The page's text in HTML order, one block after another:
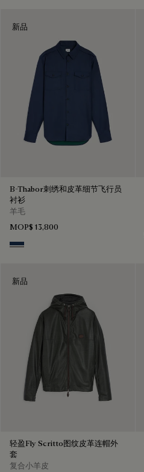
新品
B-Thabor刺绣和皮革细节飞行员
衬衫
羊毛
MOP$ 13,800
Winter Blue & Valley Green
新品
轻盈Fly Scritto图纹皮革连帽外
套
复合小羊皮